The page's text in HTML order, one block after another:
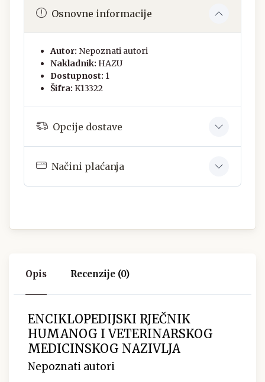
Osnovne informacije
Autor: Nepoznati autori
Nakladnik: HAZU
Dostupnost: 1
Šifra: K13322
Opcije dostave
Načini plaćanja
Opis Recenzije (0)
ENCIKLOPEDIJSKI RJEČNIK
HUMANOG I VETERINARSKOG
MEDICINSKOG NAZIVLJA
Nepoznati autori